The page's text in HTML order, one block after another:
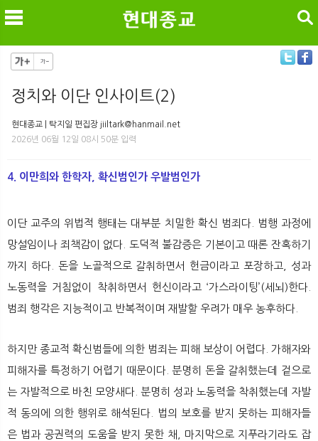
검색
정치와 이단 인사이트(2)
현대종교 | 탁지일 편집장 jiiltark@hanmail.net
2026년 06월 12일 08시 50분 입력
4. 이만희와 한학자, 확신범인가 우발범인가
이단 교주의 위법적 행태는 대부분 치밀한 확신 범죄다. 범행 과정에
망설임이나 죄책감이 없다. 도덕적 불감증은 기본이고 때론 잔혹하기
까지 하다. 돈을 노골적으로 갈취하면서 헌금이라고 포장하고, 성과
노동력을 거침없이 착취하면서 헌신이라고 ‘가스라이팅’(세뇌)한다.
범죄 행각은 지능적이고 반복적이며 재발할 우려가 매우 농후하다.
하지만 종교적 확신범들에 의한 범죄는 피해 보상이 어렵다. 가해자와
피해자를 특정하기 어렵기 때문이다. 분명히 돈을 갈취했는데 겉으로
는 자발적으로 바친 모양새다. 분명히 성과 노동력을 착취했는데 자발
적 동의에 의한 행위로 해석된다. 법의 보호를 받지 못하는 피해자들
은 법과 공권력의 도움을 받지 못한 채, 마지막으로 지푸라기라도 잡